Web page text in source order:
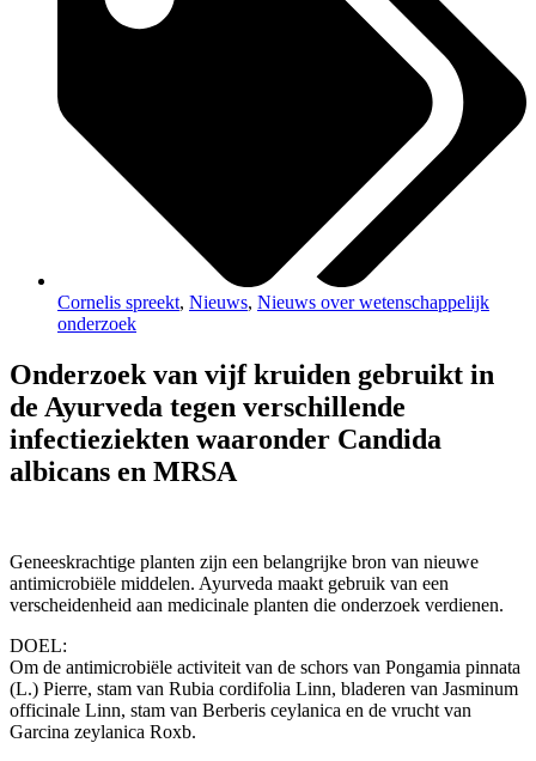
Cornelis spreekt, Nieuws, Nieuws over wetenschappelijk
onderzoek
Onderzoek van vijf kruiden gebruikt in
de Ayurveda tegen verschillende
infectieziekten waaronder Candida
albicans en MRSA
Geneeskrachtige planten zijn een belangrijke bron van nieuwe
antimicrobiële middelen. Ayurveda maakt gebruik van een
verscheidenheid aan medicinale planten die onderzoek verdienen.
DOEL:
Om de antimicrobiële activiteit van de schors van Pongamia pinnata
(L.) Pierre, stam van Rubia cordifolia Linn, bladeren van Jasminum
officinale Linn, stam van Berberis ceylanica en de vrucht van
Garcina zeylanica Roxb.